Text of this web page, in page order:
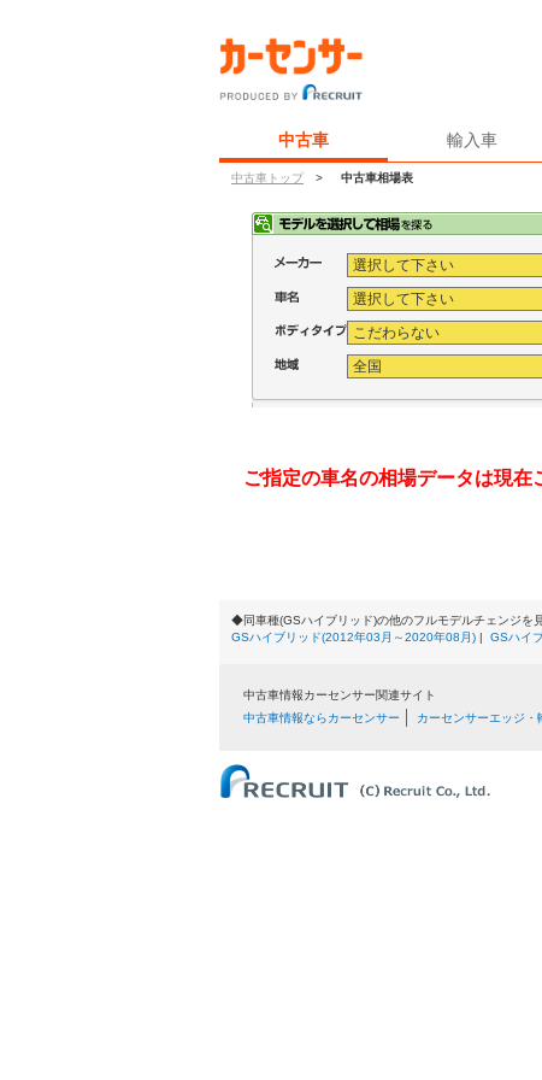
中古車 輸入車
中古車トップ > 中古車相場表
ご指定の車名の相場データは現在
◆同車種(GSハイブリッド)の他のフルモデルチェンジを
GSハイブリッド(2012年03月～2020年08月) | GSハイ
中古車情報カーセンサー関連サイト
中古車情報ならカーセンサー
カーセンサーエッジ・